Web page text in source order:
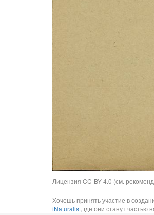
Лицензия CC-BY 4.0 (см.
Хочешь принять участие в
iNaturalist, где они станут частью